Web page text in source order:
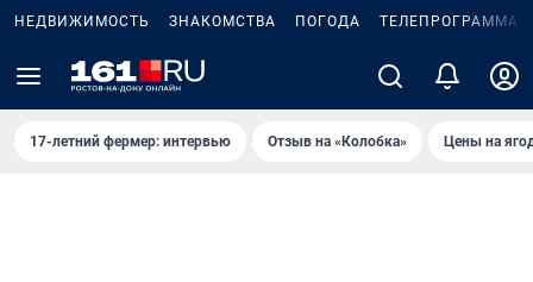
НЕДВИЖИМОСТЬ ЗНАКОМСТВА ПОГОДА ТЕЛЕПРОГРАММА
17-летний фермер: интервью Отзыв на «Колобка» Цены на